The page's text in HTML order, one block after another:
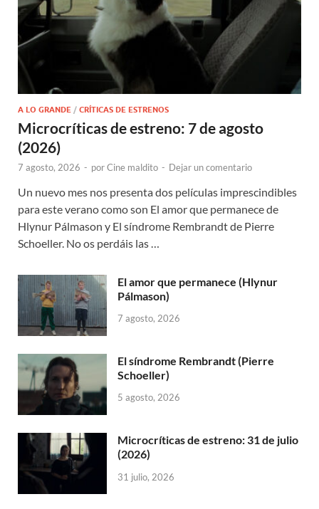
A LO GRANDE / CRÍTICAS DE ESTRENOS
Microcríticas de estreno: 7 de agosto
(2026)
7 agosto, 2026 - porCine maldito - Dejar un comentario
Un nuevo mes nos presenta dos películas imprescindibles
para este verano como son El amor que permanece de
Hlynur Pálmason y El síndrome Rembrandt de Pierre
Schoeller. No os perdáis las …
El amor que permanece (Hlynur
Pálmason)
7 agosto, 2026
El síndrome Rembrandt (Pierre
Schoeller)
5 agosto, 2026
Microcríticas de estreno: 31 de julio
(2026)
31 julio, 2026